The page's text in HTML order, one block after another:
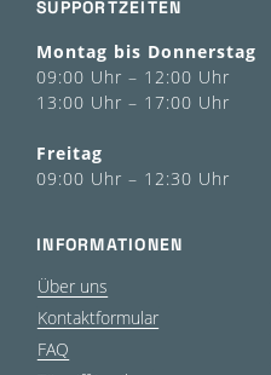
SUPPORTZEITEN
Montag bis Donnerstag
09:00 Uhr – 12:00 Uhr
13:00 Uhr – 17:00 Uhr
Freitag
09:00 Uhr – 12:30 Uhr
INFORMATIONEN
Über uns
Kontaktformular
FAQ